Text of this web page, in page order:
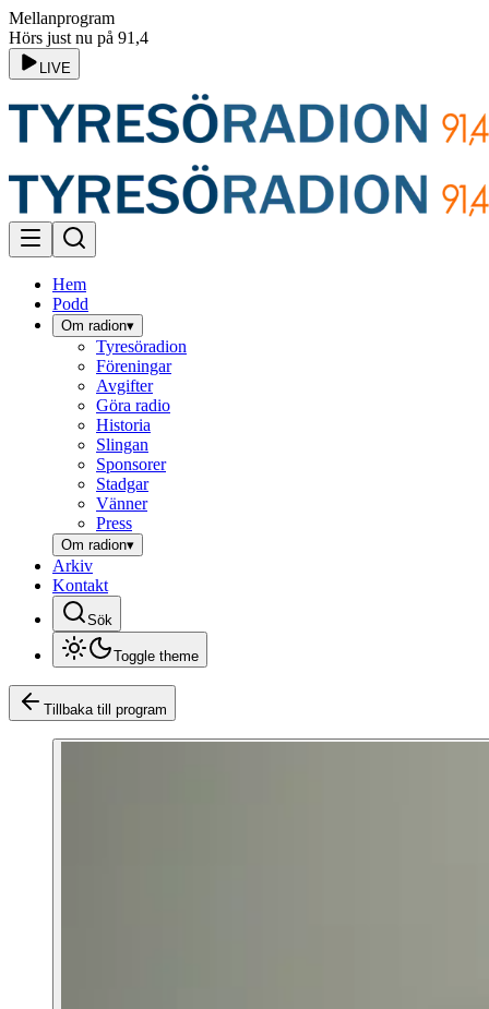
Mellanprogram
Hörs just nu på 91,4
LIVE
Hem
Podd
Om radion▾
Tyresöradion
Föreningar
Avgifter
Göra radio
Historia
Slingan
Sponsorer
Stadgar
Vänner
Press
Om radion▾
Arkiv
Kontakt
Sök
Toggle theme
Tillbaka till program